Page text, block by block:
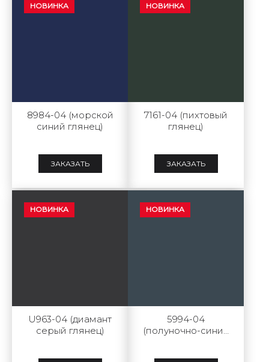
НОВИНКА
8984-04 (морской
синий глянец)
ЗАКАЗАТЬ
НОВИНКА
7161-04 (пихтовый
глянец)
ЗАКАЗАТЬ
НОВИНКА
U963-04 (диамант
серый глянец)
НОВИНКА
5994-04
(полуночно-синий